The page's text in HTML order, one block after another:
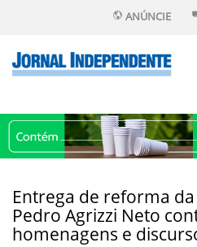
ANÚNCIE
Entrega de reforma
Pedro Agrizzi Neto
homenagens e